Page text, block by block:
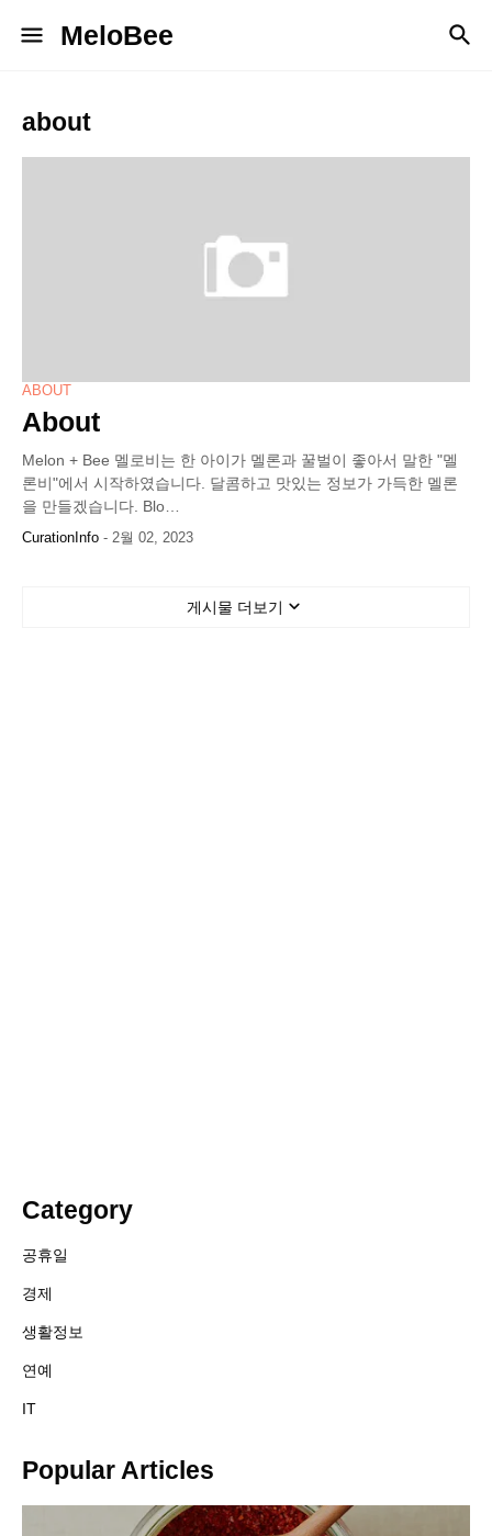
MeloBee
about
ABOUT
About
Melon + Bee 멜로비는 한 아이가 멜론과 꿀벌이 좋아서 말한 "멜
론비"에서 시작하였습니다. 달콤하고 맛있는 정보가 가득한 멜론
을 만들겠습니다. Blo…
CurationInfo - 2월 02, 2023
게시물 더보기
Category
공휴일
경제
생활정보
연예
IT
Popular Articles